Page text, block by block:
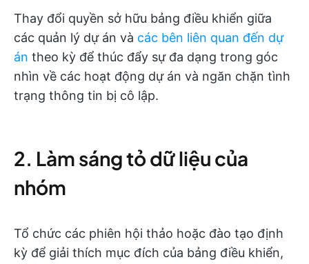
Thay đổi quyền sở hữu bảng điều khiển giữa
các quản lý dự án và các bên liên quan đến dự
án theo kỳ để thúc đẩy sự đa dạng trong góc
nhìn về các hoạt động dự án và ngăn chặn tình
trạng thông tin bị cô lập.
2. Làm sáng tỏ dữ liệu của
nhóm
Tổ chức các phiên hội thảo hoặc đào tạo định
kỳ để giải thích mục đích của bảng điều khiển,